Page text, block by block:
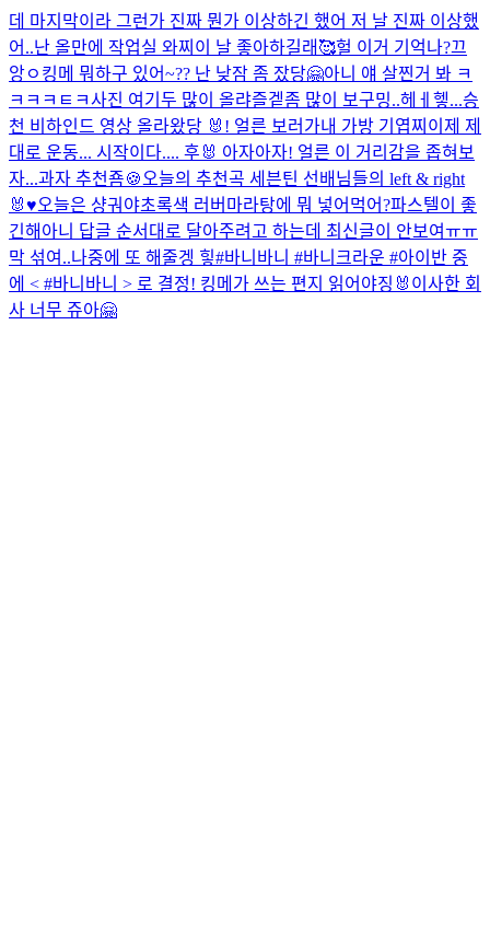
데 마지막이라 그런가 진짜 뭔가 이상하긴 했어 저 날 진짜 이상했
어..난 올만에 작업실 와찌 이 날 좋아하길래🥰헐 이거 기억나?끄
앙ㅇ 킹메 뭐하구 있어~?? 난 낮잠 좀 잤당🤗아니 얘 살찐거 봐 ㅋ
ㅋㅋㅋㅌㅋ사진 여기두 많이 올랴즐겥좀 많이 보구밍..헤ㅔ헿...승
천 비하인드 영상 올라왔당 🐰! 얼른 보러가내 가방 기엽찌 이제 제
대로 운동... 시작이다.... 후🐰 아자아자! 얼른 이 거리감을 좁혀보
자...과자 추천죰🍪 오늘의 추천곡 세븐틴 선배님들의 left & right
🐰♥️오늘은 샹궈야초록색 러버 마라탕에 뭐 넣어먹어?파스텔이 좋
긴해 아니 답글 순서대로 달아주려고 하는데 최신글이 안보여ㅠㅠ
막 섞여..나중에 또 해줄겡 힣#바니바니 #바니크라운 #아이반 중
에 < #바니바니 > 로 결정! 킹메가 쓰는 편지 읽어야징🐰 이사한 회
사 너무 쥬아🤗